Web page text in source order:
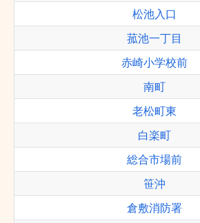
松池入口
菰池一丁目
赤崎小学校前
南町
老松町東
白楽町
総合市場前
笹沖
倉敷消防署